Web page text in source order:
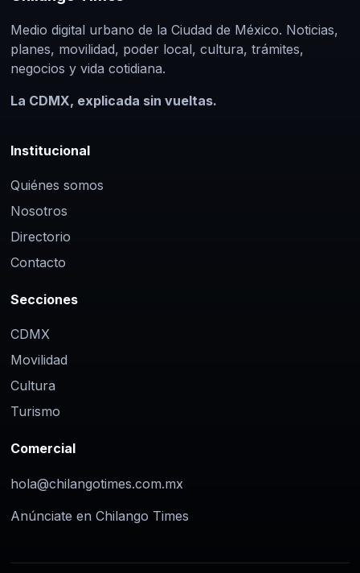
Medio digital urbano de la Ciudad de México. Noticias,
planes, movilidad, poder local, cultura, trámites,
negocios y vida cotidiana.
La CDMX, explicada sin vueltas.
Institucional
Quiénes somos
Nosotros
Directorio
Contacto
Secciones
CDMX
Movilidad
Cultura
Turismo
Comercial
hola@chilangotimes.com.mx
Anúnciate en Chilango Times